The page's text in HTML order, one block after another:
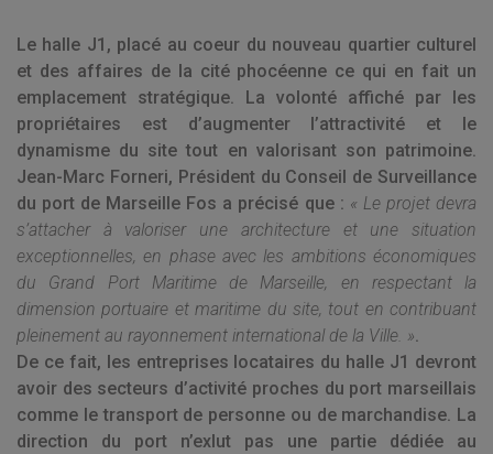
Le halle J1, placé au coeur du nouveau quartier culturel
et des affaires de la cité phocéenne ce qui en fait un
emplacement stratégique. La volonté affiché par les
propriétaires est d’augmenter l’attractivité et le
dynamisme du site tout en valorisant son patrimoine.
Jean-Marc Forneri, Président du Conseil de Surveillance
du port de Marseille Fos a précisé que : « Le projet devra
s’attacher à valoriser une architecture et une situation
exceptionnelles, en phase avec les ambitions économiques
du Grand Port Maritime de Marseille, en respectant la
dimension portuaire et maritime du site, tout en contribuant
pleinement au rayonnement international de la Ville. ».
De ce fait, les entreprises locataires du halle J1 devront
avoir des secteurs d’activité proches du port marseillais
comme le transport de personne ou de marchandise. La
direction du port n’exlut pas une partie dédiée au